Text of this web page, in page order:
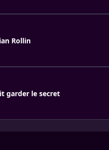
Rollin
garder le secret